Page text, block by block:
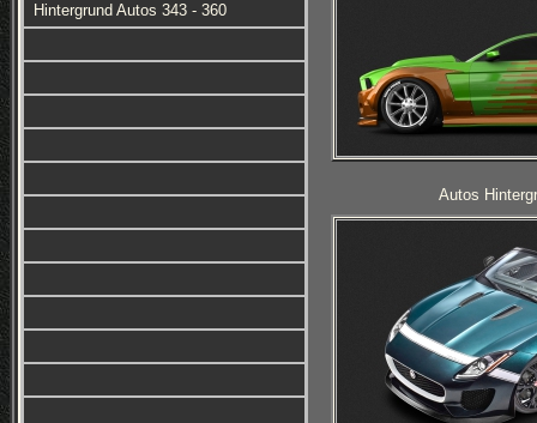
Hintergrund Autos 343 - 360
Autos